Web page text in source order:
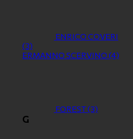
ENRICO COVERI
(3)
ERMANNO SCERVINO (4)
FOREST(3)
G